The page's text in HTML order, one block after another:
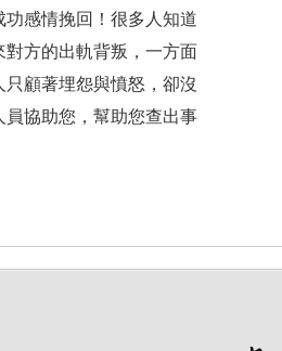
感情挽回！很多人知道
方的出軌背叛，一方面
顧著埋怨與憤怒，卻沒
協助您，幫助您查出事